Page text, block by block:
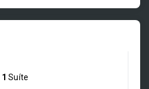
1 Suíte